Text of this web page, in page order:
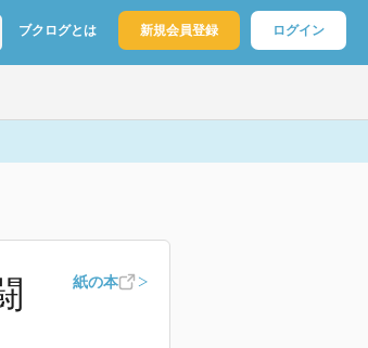
ブクログとは 新規会員登録 ログイン
紙の本